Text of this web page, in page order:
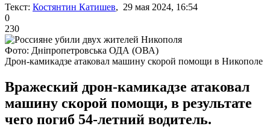
Текст: Костянтин Катишев, 29 мая 2024, 16:54
0
230
Фото: Дніпропетровська ОДА (ОВА)
Дрон-камикадзе атаковал машину скорой помощи в Никополе
Вражеский дрон-камикадзе атаковал
машину скорой помощи, в результате
чего погиб 54-летний водитель.